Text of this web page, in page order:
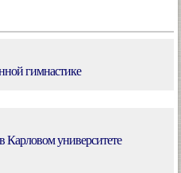
гимнастике
Карловом университете